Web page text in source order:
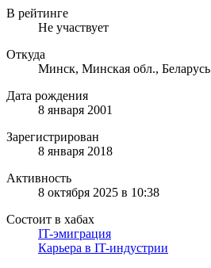
В рейтинге
Не участвует
Откуда
Минск, Минская обл., Беларусь
Дата рождения
8 января 2001
Зарегистрирован
8 января 2018
Активность
8 октября 2025 в 10:38
Состоит в хабах
IT-эмиграция
Карьера в IT-индустрии